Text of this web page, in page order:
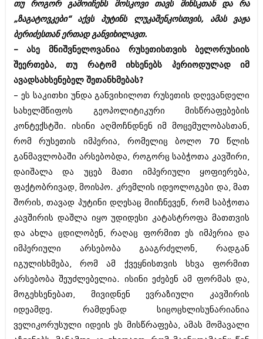
შოუბიზნესი
დაიჯესტი
ქალი და მამაკაცი
ისტორია
სხვადასხვა
ანონსი
არქივი
აგვისტო 2018 (162)
ივლისი 2018 (223)
ივნისი 2018 (244)
მაისი 2018 (211)
აპრილი 2018 (194)
მარტი 2018 (256)
თებერვალი 2018 (208)
იანვარი 2018 (215)
დეკემბერი 2017 (243)
ნოემბერი 2017 (212)
სექტემბერი 2017 (261)
აგვისტო 2017 (212)
ივლისი 2017 (233)
ივნისი 2017 (265)
ისტორია
სხვადასხვა
ანონსი
არქივი
ოქტომბერი 2020 (209)
სექტემბერი 2020 (204)
აგვისტო 2020 (249)
ივნისი 2020 (249)
არქივის ზომის ნახვა
თუ როგორ გამოიჩენს მოსკოვი თავს მინსკთან და რა
„ზაგატოვკები“ აქვს პუტინს ლუკაშენკოსთვის, ამას ვაჟა
ბერიძესთან ერთად განვიხილავთ.
– ასე მნიშვნელოვანია რუსეთისთვის ბელორუსიის
შეერთება, თუ რატომ იხსენებს პერიოდულად იმ
ავადსახსენებელ შეთანხმებას?
– ეს საკითხი უნდა განვიხილოთ რუსეთის დღევანდელი
სახელმწიფოს გეოპოლიტიკური მისწრაფებების
კონტექსტში. ისინი აღმოჩნდნენ იმ მოცემულობასთან,
რომ რუსეთის იმპერია, რომელიც ბოლო 70 წლის
განმავლობაში არსებობდა, როგორც საბჭოთა კავშირი,
დაიშალა და უცებ მათი იმპერიული ყოფიერება,
ფაქტობრივად, მოისპო. კრემლის იდეოლოგები და, მათ
შორის, თავად პუტინი დღესაც მიიჩნევენ, რომ საბჭოთა
კავშირის დაშლა იყო უდიდესი კატასტროფა მათთვის
და ახლა ცდილობენ, რაღაც ფორმით ეს იმპერია და
იმპერიული არსებობა გააგრძელონ, რადგან
იგულისხმება, რომ ამ ქვეყნისთვის სხვა ფორმით
არსებობა შეუძლებელია. ისინი ეძებენ ამ ფორმას და,
მოგეხსენებათ, მივიდნენ ევრაზიული კავშირის
იდეამდე. რამდენად სიცოცხლისუნარიანია
ველიკორუსული იდეის ეს მისწრაფება, ამას მომავალი